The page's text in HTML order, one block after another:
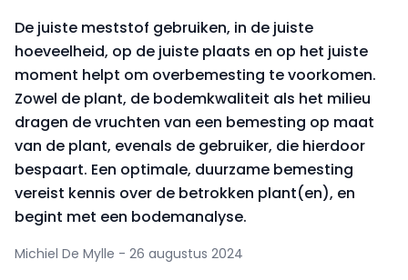
De juiste meststof gebruiken, in de juiste
hoeveelheid, op de juiste plaats en op het juiste
moment helpt om overbemesting te voorkomen.
Zowel de plant, de bodemkwaliteit als het milieu
dragen de vruchten van een bemesting op maat
van de plant, evenals de gebruiker, die hierdoor
bespaart. Een optimale, duurzame bemesting
vereist kennis over de betrokken plant(en), en
begint met een bodemanalyse.
Michiel De Mylle - 26 augustus 2024